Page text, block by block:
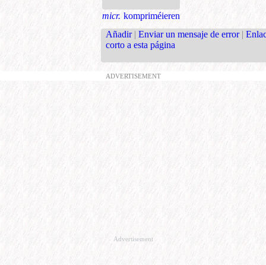
micr. kompriméieren
Añadir | Enviar un mensaje de error |
corto a esta página
ADVERTISEMENT
Advertisement